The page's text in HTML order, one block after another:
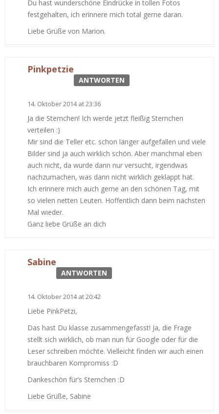
Du hast wunderschöne Eindrücke in tollen Fotos
festgehalten, ich erinnere mich total gerne daran.
Liebe Grüße von Marion.
Pinkpetzie
ANTWORTEN
14. Oktober 2014 at 23:36
Ja die Sternchen! Ich werde jetzt fleißig Sternchen
verteilen :)
Mir sind die Teller etc. schon länger aufgefallen und viele
Bilder sind ja auch wirklich schön. Aber manchmal eben
auch nicht, da wurde dann nur versucht, irgendwas
nachzumachen, was dann nicht wirklich geklappt hat.
Ich erinnere mich auch gerne an den schönen Tag, mit
so vielen netten Leuten. Hoffentlich dann beim nächsten
Mal wieder.
Ganz liebe Grüße an dich
Sabine
ANTWORTEN
14. Oktober 2014 at 20:42
Liebe PinkPetzi,
Das hast Du klasse zusammengefasst! Ja, die Frage
stellt sich wirklich, ob man nun für Google oder für die
Leser schreiben möchte. Vielleicht finden wir auch einen
brauchbaren Kompromiss :D
Dankeschön für’s Sternchen :D
Liebe Grüße, Sabine